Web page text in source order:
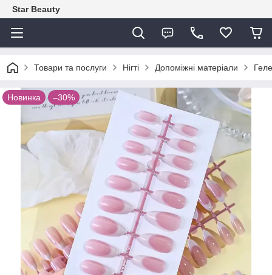
Star Beauty
Товари та послуги Нігті Допоміжні матеріали
Новинка –30%